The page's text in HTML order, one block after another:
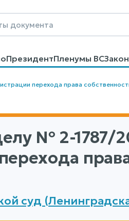
ПрезидентПленумы ВС
ПомощьПоиск
перехода права
№ 2-1787/
суд